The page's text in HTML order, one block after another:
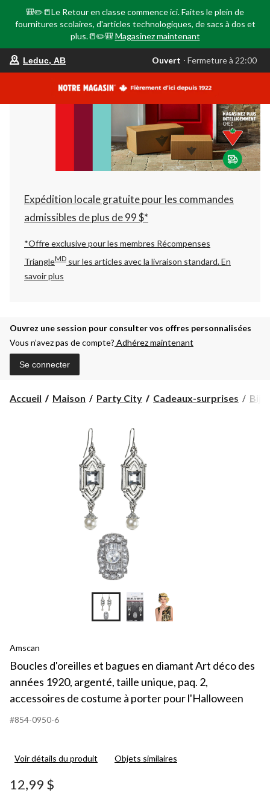
🎒✏️📒Le Retour en classe commence ici. Faites le plein de
fournitures scolaires, d'articles technologiques, de sacs à dos et
plus.📒✏️🎒 Magasinez maintenant
votre
est
AB,
Ouvert,
Fermeture
à
22:00
changer
Leduc, AB Ouvert ⋅ Fermeture à 22:00
Expédition locale gratuite pour les commandes
admissibles de plus de 99 $*
*Offre exclusive pour les membres Récompenses
TriangleMD sur les articles avec la livraison standard.En
savoir plus
Ouvrez une session pour consulter vos offres personnalisées
Vous n’avez pas de compte? Adhérez maintenant
Se connecter
Accueil Maison Party City Cadeaux-surprises
Amscan
Boucles d'oreilles et bagues en diamant Art déco des
années 1920, argenté, taille unique, paq. 2,
accessoires de costume à porter pour l'Halloween
#854-0950-6
Voir détails du produit Objets similaires
12,99 $